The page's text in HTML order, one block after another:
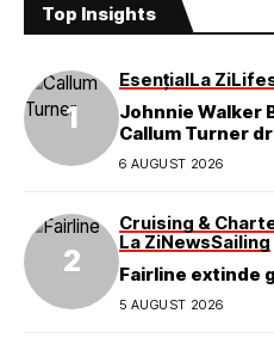
Top Insights
EsențialLa Zi
Johnnie Walker
Callum Turner
global al mărcii
6 AUGUST 2026
Cruising &
La ZiNewsSailing
Fairline extinde
5 AUGUST 2026